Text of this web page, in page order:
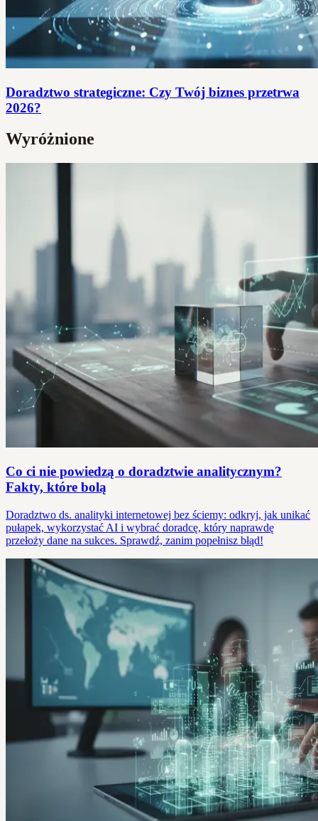
Doradztwo strategiczne: Czy Twój biznes przetrwa
2026?
Wyróżnione
Co ci nie powiedzą o doradztwie analitycznym?
Fakty, które bolą
Doradztwo ds. analityki internetowej bez ściemy: odkryj, jak unikać
pułapek, wykorzystać AI i wybrać doradcę, który naprawdę
przełoży dane na sukces. Sprawdź, zanim popełnisz błąd!